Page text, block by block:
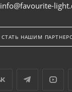
info@favourite-
СТАТЬ НАШИМ